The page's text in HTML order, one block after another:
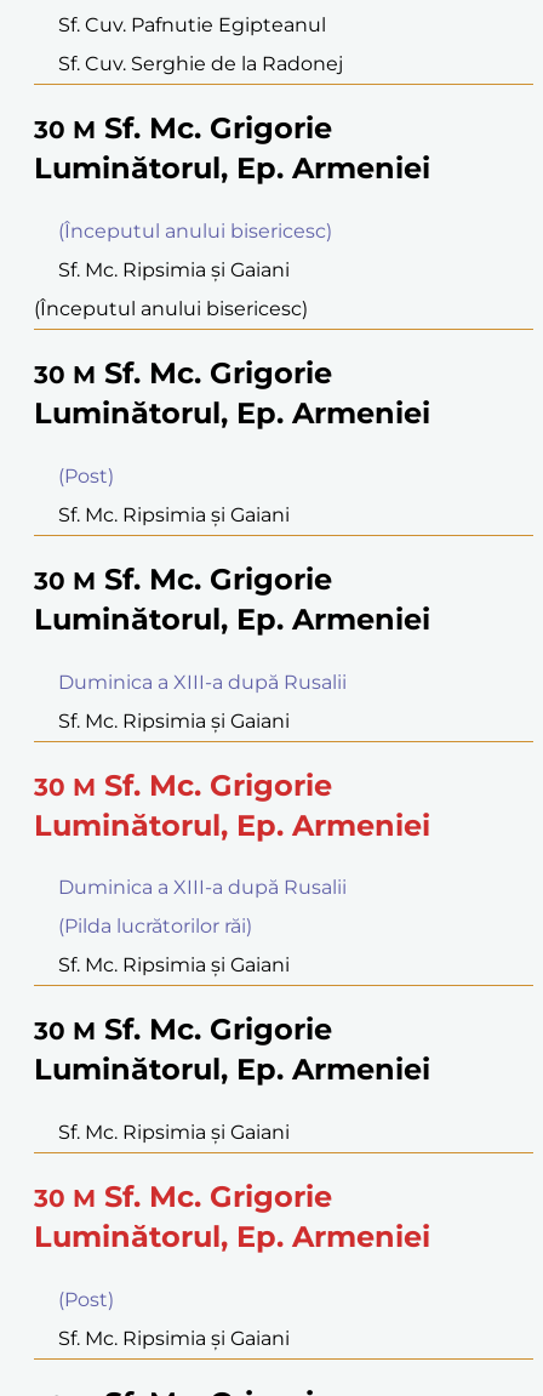
Sf. Cuv. Pafnutie Egipteanul
Sf. Cuv. Serghie de la Radonej
30 M Sf. Mc. Grigorie
Luminătorul, Ep. Armeniei
(Începutul anului bisericesc)
Sf. Mc. Ripsimia şi Gaiani
(Începutul anului bisericesc)
30 M Sf. Mc. Grigorie
Luminătorul, Ep. Armeniei
(Post)
Sf. Mc. Ripsimia şi Gaiani
30 M Sf. Mc. Grigorie
Luminătorul, Ep. Armeniei
Duminica a XIII-a după Rusalii
Sf. Mc. Ripsimia şi Gaiani
30 M Sf. Mc. Grigorie
Luminătorul, Ep. Armeniei
Duminica a XIII-a după Rusalii
(Pilda lucrătorilor răi)
Sf. Mc. Ripsimia şi Gaiani
30 M Sf. Mc. Grigorie
Luminătorul, Ep. Armeniei
Sf. Mc. Ripsimia şi Gaiani
30 M Sf. Mc. Grigorie
Luminătorul, Ep. Armeniei
(Post)
Sf. Mc. Ripsimia şi Gaiani